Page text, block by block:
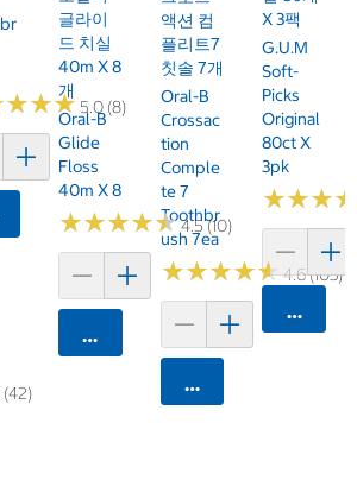
(42)
★★★
★★★ 5.0 (8)
에 담기
글라이
드 치실
40m X 8
개
Oral-B
Glide
Floss
40m X 8
★★★★★
★★★★★4.5 (10)
카트에 담기
액션 컴
플리트7
칫솔 7개
Oral-B
Crossac
Tion
Comple
Te 7
Toothbr
Ush 7ea
★★★★★
★★★★★4.6 (103)
카트에 담기
X 3팩
G.U.M
Soft-
Picks
Original
80ct X
3pk
★★★
★★★
카트에